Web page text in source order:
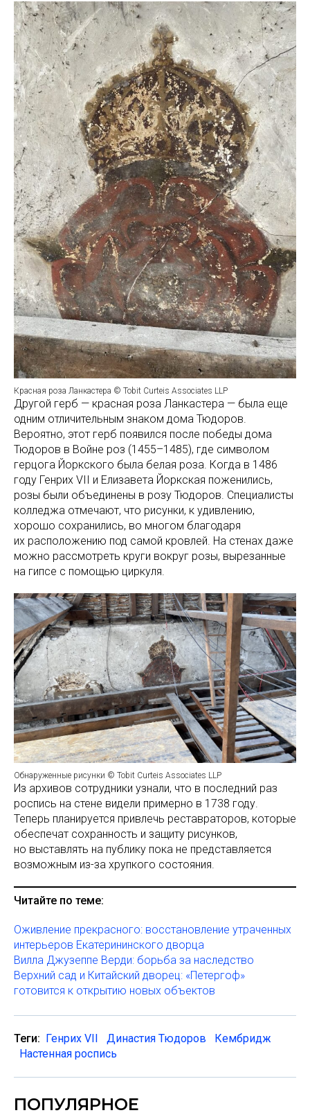
Красная роза Ланкастера © Tobit Curteis Associates LLP
Другой герб — красная роза Ланкастера — была еще
одним отличительным знаком дома Тюдоров.
Вероятно, этот герб появился после победы дома
Тюдоров в Войне роз (1455–1485), где символом
герцога Йоркского была белая роза. Когда в 1486
году Генрих VII и Елизавета Йоркская поженились,
розы были объединены в розу Тюдоров. Специалисты
колледжа отмечают, что рисунки, к удивлению,
хорошо сохранились, во многом благодаря
их расположению под самой кровлей. На стенах даже
можно рассмотреть круги вокруг розы, вырезанные
на гипсе с помощью циркуля.
Обнаруженные рисунки © Tobit Curteis Associates LLP
Из архивов сотрудники узнали, что в последний раз
роспись на стене видели примерно в 1738 году.
Теперь планируется привлечь реставраторов, которые
обеспечат сохранность и защиту рисунков,
но выставлять на публику пока не представляется
возможным из-за хрупкого состояния.
Читайте по теме:
Оживление прекрасного: восстановление утраченных
интерьеров Екатерининского дворца
Вилла Джузеппе Верди: борьба за наследство
Верхний сад и Китайский дворец: «Петергоф»
готовится к открытию новых объектов
Теги: Генрих VII Династия Тюдоров
Кембридж
Настенная роспись
ПОПУЛЯРНОЕ